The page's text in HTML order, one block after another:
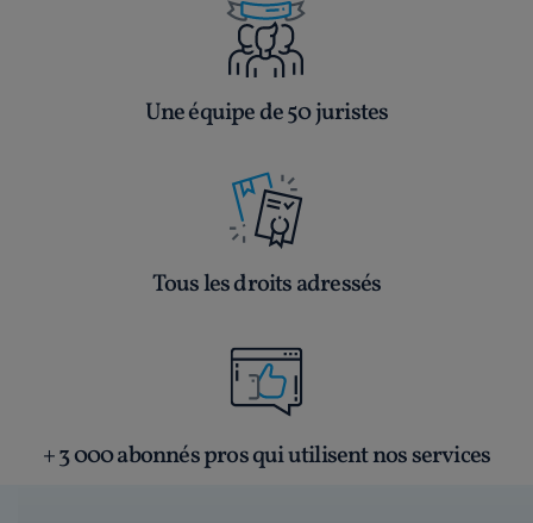
Une équipe de 50 juristes
Tous les droits adressés
+ 3 000 abonnés pros qui utilisent nos services